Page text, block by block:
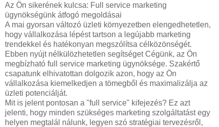
Az Ön sikerének kulcsa: Full service marketing
ügynökségünk átfogó megoldásai
A mai gyorsan változó üzleti környezetben elengedhetetlen,
hogy vállalkozása lépést tartson a legújabb marketing
trendekkel és hatékonyan megszólítsa célközönségét.
Ebben nyújt nélkülözhetetlen segítséget Cégünk, az Ön
megbízható full service marketing ügynöksége. Szakértő
csapatunk elhivatottan dolgozik azon, hogy az Ön
vállalkozása kiemelkedjen a tömegből és maximalizálja az
üzleti potenciálját.
Mit is jelent pontosan a "full service" kifejezés? Ez azt
jelenti, hogy minden szükséges marketing szolgáltatást egy
helyen megtalál nálunk, legyen szó stratégiai tervezésről,